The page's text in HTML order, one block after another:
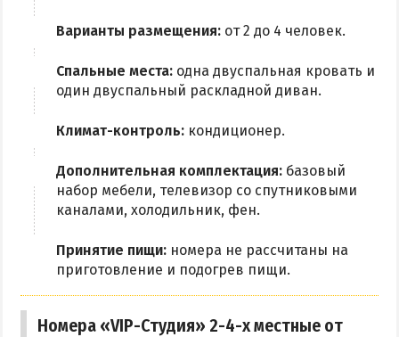
Варианты размещения: от 2 до 4 человек.
Спальные места: одна двуспальная кровать и
один двуспальный раскладной диван.
Климат-контроль: кондиционер.
Дополнительная комплектация: базовый
набор мебели, телевизор со спутниковыми
каналами, холодильник, фен.
Принятие пищи: номера не рассчитаны на
приготовление и подогрев пищи.
Номера «VIP-Студия» 2-4-х местные от